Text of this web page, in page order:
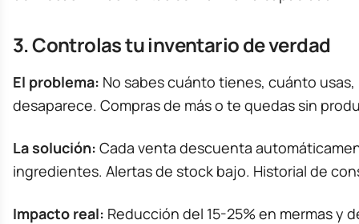
3. Controlas tu inventario de verdad
El problema: No sabes cuánto tienes, cuánto
desaparece. Compras de más o te quedas sin
La solución: Cada venta descuenta
ingredientes. Alertas de stock bajo. Historial de
Impacto real: Reducción del 15-25% en mermas y